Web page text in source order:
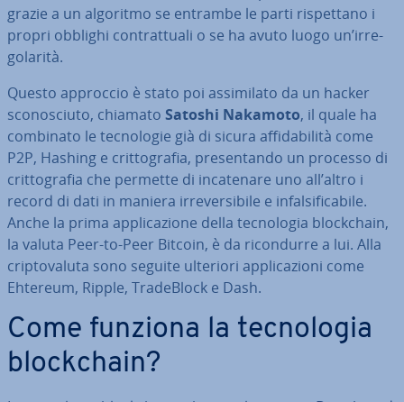
grazie a un algoritmo se entrambe le parti ri­spet­ta­no i
propri obblighi con­trat­tua­li o se ha avuto luogo un’ir­re­
go­la­ri­tà.
Questo approccio è stato poi as­si­mi­la­to da un hacker
sco­no­sciu­to, chiamato Satoshi Nakamoto, il quale ha
combinato le tec­no­lo­gie già di sicura af­fi­da­bi­li­tà come
P2P, Hashing e crit­to­gra­fia, pre­sen­tan­do un processo di
crit­to­gra­fia che permette di in­ca­te­na­re uno all’altro i
record di dati in maniera ir­re­ver­si­bi­le e in­fal­si­fi­ca­bi­le.
Anche la prima ap­pli­ca­zio­ne della tec­no­lo­gia bloc­k­chain,
la valuta Peer-to-Peer Bitcoin, è da ri­con­dur­re a lui. Alla
crip­to­va­lu­ta sono seguite ulteriori ap­pli­ca­zio­ni come
Ehtereum, Ripple, Tra­de­Block e Dash.
Come funziona la tec­no­lo­gia
bloc­k­chain?